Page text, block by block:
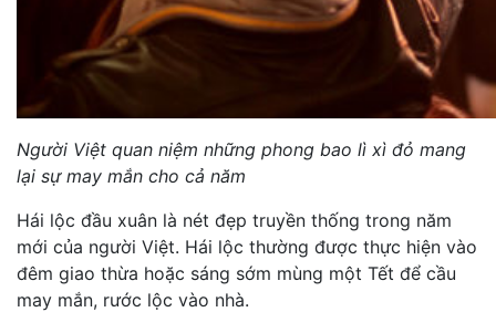
Người Việt quan niệm những phong bao lì xì đỏ mang
lại sự may mắn cho cả năm
Hái lộc đầu xuân là nét đẹp truyền thống trong năm
mới của người Việt. Hái lộc thường được thực hiện vào
đêm giao thừa hoặc sáng sớm mùng một Tết để cầu
may mắn, rước lộc vào nhà.